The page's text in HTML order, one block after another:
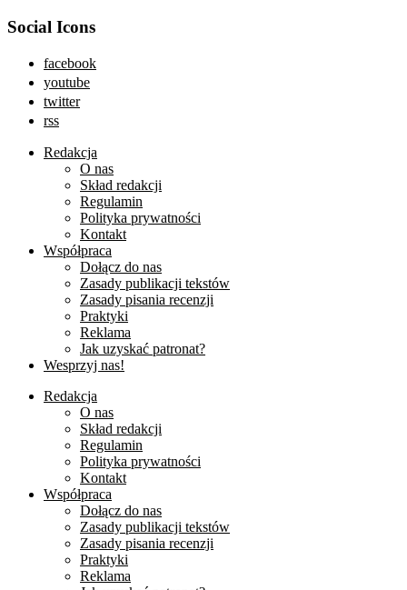
Social Icons
facebook
youtube
twitter
rss
Redakcja
O nas
Skład redakcji
Regulamin
Polityka prywatności
Kontakt
Współpraca
Dołącz do nas
Zasady publikacji tekstów
Zasady pisania recenzji
Praktyki
Reklama
Jak uzyskać patronat?
Wesprzyj nas!
Redakcja
O nas
Skład redakcji
Regulamin
Polityka prywatności
Kontakt
Współpraca
Dołącz do nas
Zasady publikacji tekstów
Zasady pisania recenzji
Praktyki
Reklama